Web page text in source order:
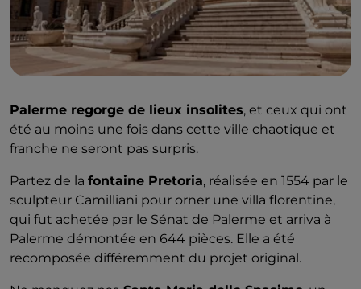
Palerme regorge de lieux insolites, et ceux qui ont
été au moins une fois dans cette ville chaotique et
franche ne seront pas surpris.
Partez de la fontaine Pretoria, réalisée en 1554 par le
sculpteur Camilliani pour orner une villa florentine,
qui fut achetée par le Sénat de Palerme et arriva à
Palerme démontée en 644 pièces. Elle a été
recomposée différemment du projet original.